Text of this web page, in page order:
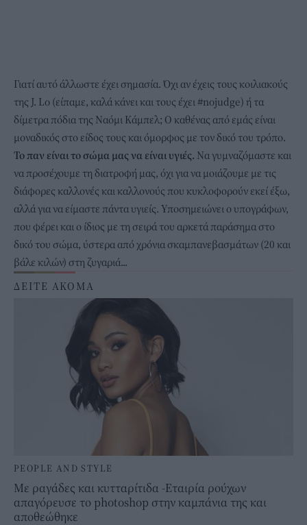
Γιατί αυτό άλλωστε έχει σημασία. Όχι αν έχεις τους κοιλιακούς
της J. Lo (είπαμε, καλά κάνει και τους έχει #nojudge) ή τα
δίμετρα πόδια της Ναόμι Κάμπελ; Ο καθένας από εμάς είναι
μοναδικός στο είδος τους και όμορφος με τον δικό του τρόπο.
Το παν είναι το σώμα μας να είναι υγιές. Να γυμναζόμαστε και
να προσέχουμε τη διατροφή μας, όχι για να μοιάζουμε με τις
διάφορες καλλονές και καλλονούς που κυκλοφορούν εκεί έξω,
αλλά για να είμαστε πάντα υγιείς. Υποσημειώνει ο υπογράφων,
που φέρει και ο ίδιος με τη σειρά του αρκετά παράσημα στο
δικό του σώμα, ύστερα από χρόνια σκαμπανεβασμάτων (20 και
βάλε κιλών) στη ζυγαριά...
ΔΕΙΤΕ ΑΚΟΜΑ
PEOPLE AND STYLE
Με ραγάδες και κυτταρίτιδα -Εταιρία ρούχων
απαγόρευσε το photoshop στην καμπάνια της και
αποθεώθηκε